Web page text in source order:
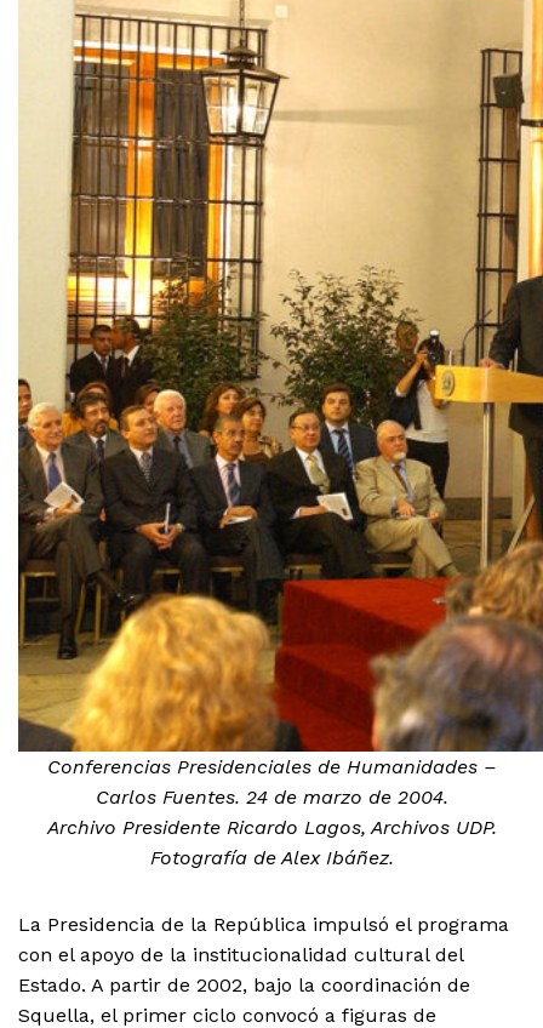
Conferencias Presidenciales de Humanidades –
Carlos Fuentes. 24 de marzo de 2004.
Archivo Presidente Ricardo Lagos, Archivos UDP.
Fotografía de Alex Ibáñez.
La Presidencia de la República impulsó el programa
con el apoyo de la institucionalidad cultural del
Estado. A partir de 2002, bajo la coordinación de
Squella, el primer ciclo convocó a figuras de